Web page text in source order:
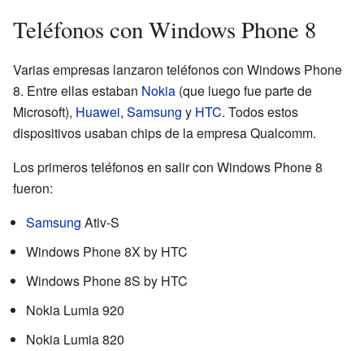
Teléfonos con Windows Phone 8
Varias empresas lanzaron teléfonos con Windows Phone
8. Entre ellas estaban Nokia (que luego fue parte de
Microsoft), Huawei, Samsung y HTC. Todos estos
dispositivos usaban chips de la empresa Qualcomm.
Los primeros teléfonos en salir con Windows Phone 8
fueron:
Samsung Ativ-S
Windows Phone 8X by HTC
Windows Phone 8S by HTC
Nokia Lumia 920
Nokia Lumia 820